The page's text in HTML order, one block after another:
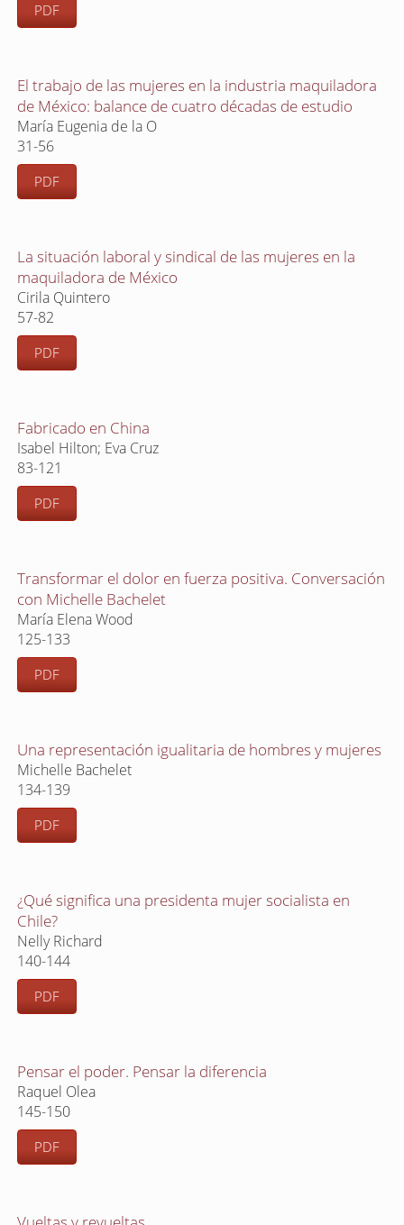
PDF
El trabajo de las mujeres en la industria maquiladora
de México: balance de cuatro décadas de estudio
María Eugenia de la O
31-56
PDF
La situación laboral y sindical de las mujeres en la
maquiladora de México
Cirila Quintero
57-82
PDF
Fabricado en China
Isabel Hilton; Eva Cruz
83-121
PDF
Transformar el dolor en fuerza positiva. Conversación
con Michelle Bachelet
María Elena Wood
125-133
PDF
Una representación igualitaria de hombres y mujeres
Michelle Bachelet
134-139
PDF
¿Qué significa una presidenta mujer socialista en
Chile?
Nelly Richard
140-144
PDF
Pensar el poder. Pensar la diferencia
Raquel Olea
145-150
PDF